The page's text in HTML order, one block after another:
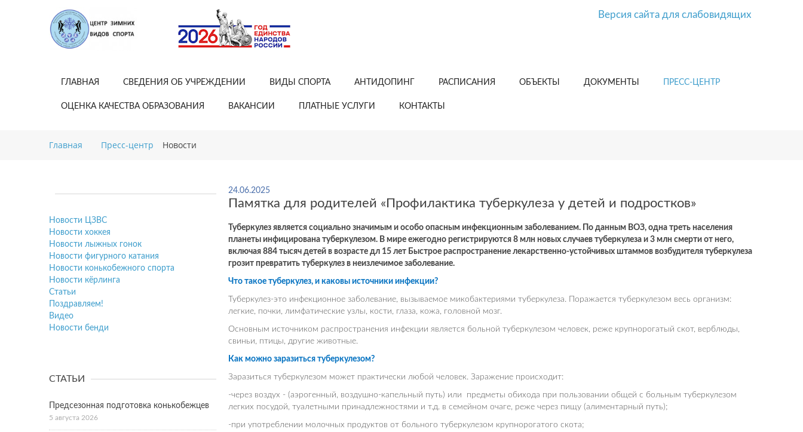
Версия сайта для слабовидящих
ГЛАВНАЯ СВЕДЕНИЯ ОБ УЧРЕЖДЕНИИ ВИДЫ СПОРТА АНТИДОПИНГ РАСПИСАНИЯ ОБЪЕКТЫ ДОКУМЕНТЫ ПРЕСС-ЦЕНТР
ОЦЕНКА КАЧЕСТВА ОБРАЗОВАНИЯ ВАКАНСИИ ПЛАТНЫЕ УСЛУГИ КОНТАКТЫ
Главная Пресс-центр Новости
24.06.2025
Памятка для родителей «Профилактика туберкулеза у детей и подростков»
Туберкулез является социально значимым и особо опасным инфекционным заболеванием. По данным ВОЗ, одна треть населения
планеты инфицирована туберкулезом. В мире ежегодно регистрируются 8 млн новых случаев туберкулеза и 3 млн смерти от него,
включая 884 тысяч детей в возрасте дл 15 лет Быстрое распространение лекарственно-устойчивых штаммов возбудителя туберкулеза
грозит превратить туберкулез в неизлечимое заболевание.
Что такое туберкулез, и каковы источники инфекции?
Туберкулез-это инфекционное заболевание, вызываемое микобактериями туберкулеза. Поражается туберкулезом весь организм:
легкие, почки, лимфатические узлы, кости, глаза, кожа, головной мозг.
Основным источником распространения инфекции является больной туберкулезом человек, реже крупнорогатый скот, верблюды,
свиньи, птицы, другие животные.
Как можно заразиться туберкулезом?
Заразиться туберкулезом может практически любой человек. Заражение происходит:
-через воздух - (аэрогенный, воздушно-капельный путь) или предметы обихода при пользовании общей с больным туберкулезом
легких посудой, туалетными принадлежностями и т.д. в семейном очаге, реже через пищу (алиментарный путь);
-при употреблении молочных продуктов от больного туберкулезом крупнорогатого скота;
Новости ЦЗВС
Новости хоккея
Новости лыжных гонок
Новости фигурного катания
Новости конькобежного спорта
Новости кёрлинга
Статьи
Поздравляем!
Видео
Новости бенди
СТАТЬИ
Предсезонная подготовка конькобежцев
5 августа 2026